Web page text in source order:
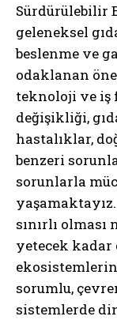
Sürdürülebilir
geleneksel
beslenme ve
odaklanan
teknoloji ve iş
değişikliği,
hastalıklar,
benzeri
sorunlarla
sınırlı
yetecek kadar
sorumlu,
sistemlerde